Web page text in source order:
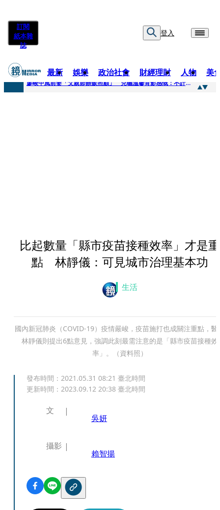
訂閱
紙本雜
誌
登入
最新 娛樂 政治社會 財經理財 人物 美
快訊
廖峻中風前妻「父親節餵飯照顧」 兒曬溫馨背影感慨：不計前嫌的真愛
比起數量「縣市疫苗接種效率」才是重
點 林靜儀：可見城市治理基本功
生活
國內新冠肺炎（COVID-19）疫情嚴峻，疫苗施打也成關注重點，醫
林靜儀則提出6點意見，強調此刻最需注意的是「縣市疫苗接種效
率」。（資料照）
發布時間： 2021.05.31 08:21 臺北時間
更新時間： 2023.09.12 20:38 臺北時間
文
吳妍
攝影
賴智揚